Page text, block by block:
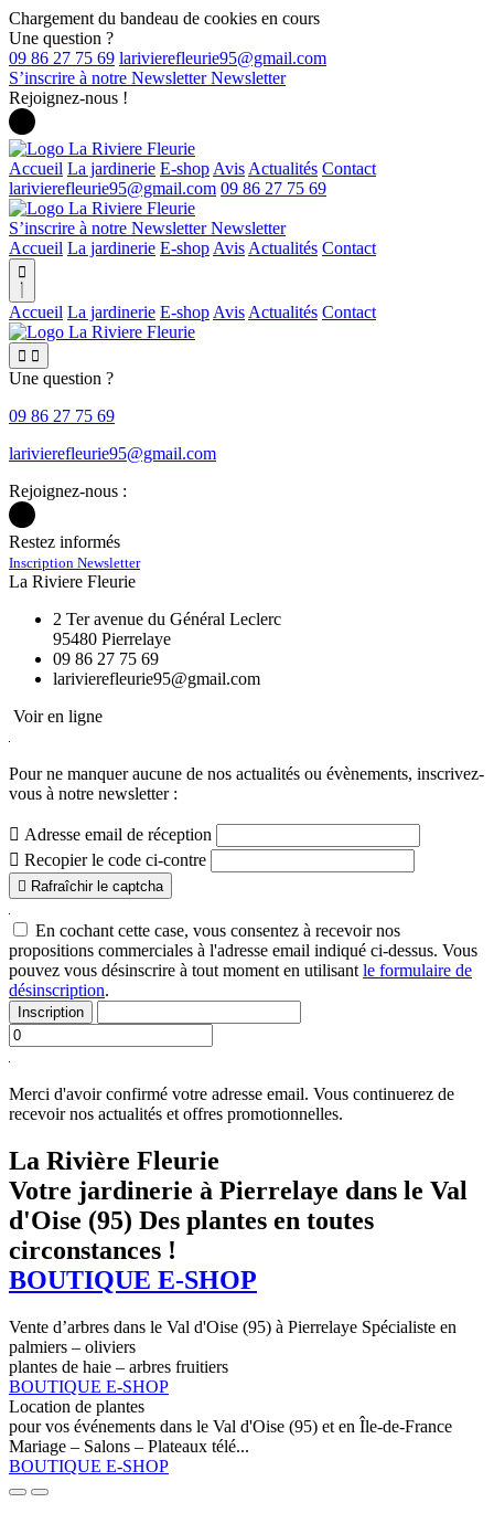
Chargement du bandeau de cookies en cours
Une question ?
09 86 27 75 69
S’inscrire à notre Newsletter Newsletter
Rejoignez-nous !
Accueil La jardinerie E-shop Avis Actualités Contact
09 86 27 75 69
S’inscrire à notre Newsletter Newsletter
Accueil La jardinerie E-shop Avis Actualités Contact

Accueil La jardinerie E-shop Avis Actualités Contact
 
Une question ?
09 86 27 75 69
Rejoignez-nous :
Restez informés
Inscription Newsletter
La Riviere Fleurie
2 Ter avenue du Général Leclerc
95480 Pierrelaye
09 86 27 75 69
Voir en ligne
Pour ne manquer aucune de nos actualités ou évènements, inscrivez-
vous à notre newsletter :
 Adresse email de réception
 Recopier le code ci-contre
 Rafraîchir le captcha
En cochant cette case, vous consentez à recevoir nos
propositions commerciales à l'adresse email indiqué ci-dessus. Vous
pouvez vous désinscrire à tout moment en utilisant le formulaire de
désinscription.
Inscription
Merci d'avoir confirmé votre adresse email. Vous continuerez de
recevoir nos actualités et offres promotionnelles.
La Rivière Fleurie
Votre jardinerie à Pierrelaye dans le Val
d'Oise (95) Des plantes en toutes
circonstances !
BOUTIQUE E-SHOP
Vente d’arbres dans le Val d'Oise (95) à Pierrelaye Spécialiste en
palmiers – oliviers
plantes de haie – arbres fruitiers
BOUTIQUE E-SHOP
Location de plantes
pour vos événements dans le Val d'Oise (95) et en Île-de-France
Mariage – Salons – Plateaux télé...
BOUTIQUE E-SHOP